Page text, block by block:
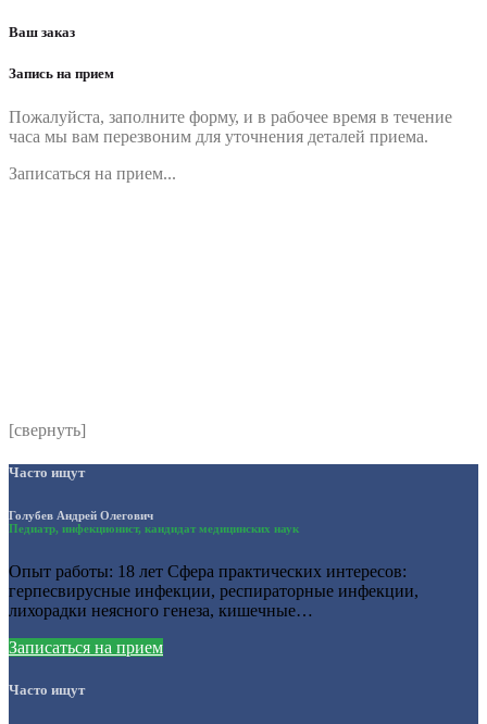
Ваш заказ
Запись на прием
Пожалуйста, заполните форму, и в рабочее время в течение
часа мы вам перезвоним для уточнения деталей приема.
Записаться на прием...
[свернуть]
Часто ищут
Голубев Андрей Олегович
Педиатр, инфекционист, кандидат медицинских наук
Опыт работы: 18 лет Сфера практических интересов:
герпесвирусные инфекции, респираторные инфекции,
лихорадки неясного генеза, кишечные…
Записаться на прием
Часто ищут